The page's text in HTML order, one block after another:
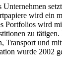
wird ein
Portfolios
zu
und
wurde